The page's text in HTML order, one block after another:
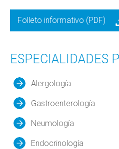
Folleto informativo (PDF)
ESPECIALIDADES
Alergología
Gastroenterología
Neumología
Endocrinología